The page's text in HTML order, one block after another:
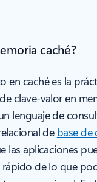
caché?
en caché es la
clave-valor en
lenguaje de
de base de
las aplicaciones
rápido de lo que